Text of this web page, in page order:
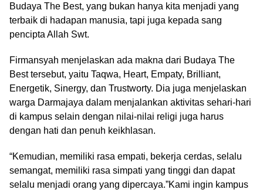
Budaya The Best, yang bukan hanya kita menjadi yang
terbaik di hadapan manusia, tapi juga kepada sang
pencipta Allah Swt.
Firmansyah menjelaskan ada makna dari Budaya The
Best tersebut, yaitu Taqwa, Heart, Empaty, Brilliant,
Energetik, Sinergy, dan Trustworty. Dia juga menjelaskan
warga Darmajaya dalam menjalankan aktivitas sehari-hari
di kampus selain dengan nilai-nilai religi juga harus
dengan hati dan penuh keikhlasan.
“Kemudian, memiliki rasa empati, bekerja cerdas, selalu
semangat, memiliki rasa simpati yang tinggi dan dapat
selalu menjadi orang yang dipercaya.”Kami ingin kampus